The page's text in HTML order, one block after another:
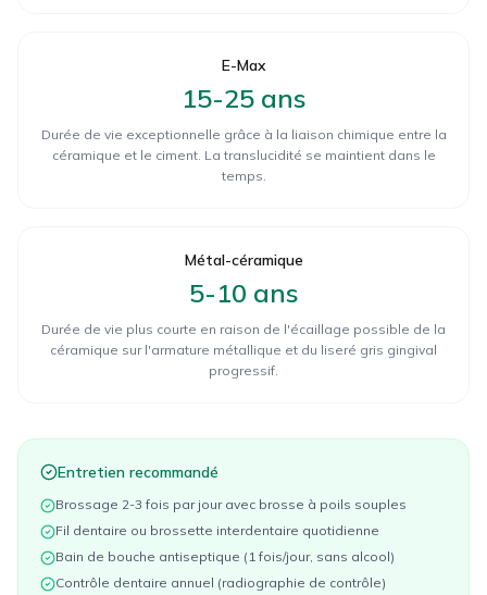
E-Max
15-25 ans
Durée de vie exceptionnelle grâce à la liaison chimique entre la
céramique et le ciment. La translucidité se maintient dans le
temps.
Métal-céramique
5-10 ans
Durée de vie plus courte en raison de l'écaillage possible de la
céramique sur l'armature métallique et du liseré gris gingival
progressif.
Entretien recommandé
Brossage 2-3 fois par jour avec brosse à poils souples
Fil dentaire ou brossette interdentaire quotidienne
Bain de bouche antiseptique (1 fois/jour, sans alcool)
Contrôle dentaire annuel (radiographie de contrôle)